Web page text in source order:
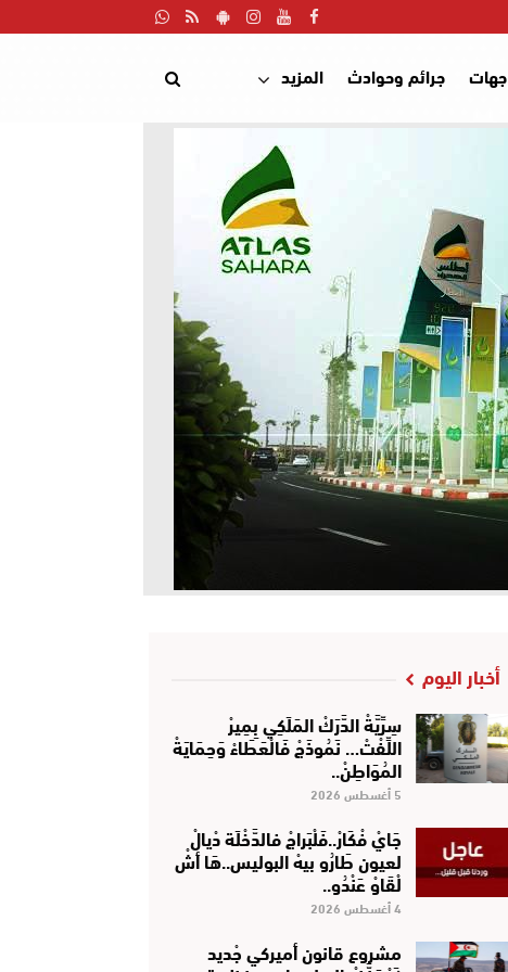
جهات جرائم وحوادث المزيد
أخبار اليوم
سِرِّيَّةْ الدَّرَكْ المَلَكِي بِمِيرْ
اللِّفْتْ… نَمُوذَجْ فَالْعَطَاءْ وَحِمَايَةْ
المُوَاطِنْ..
5 أغسطس 2026
جَايْ فْكَارْ..فَلْبَراجْ فالدَّخْلَة دْيالْ
لعيون طَارُو بيهْ البوليس..هَا أشْ
لْقَاوْ عَنْدُو..
4 أغسطس 2026
مشروع قانون أميركي جْديد